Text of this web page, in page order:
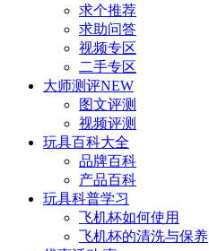
求个推荐
求助问答
视频专区
二手专区
大师测评NEW
图文评测
视频评测
玩具百科大全
品牌百科
产品百科
玩具科普学习
飞机杯如何使用
飞机杯的清洗与保养